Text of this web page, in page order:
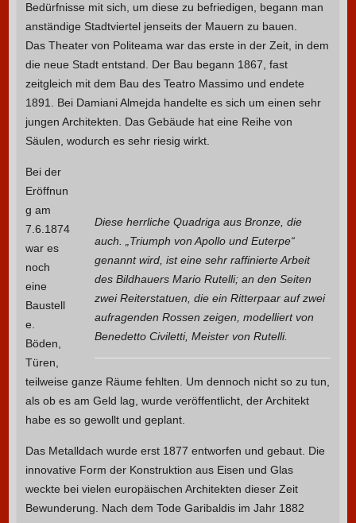
Bedürfnisse mit sich, um diese zu befriedigen, begann man
anständige Stadtviertel jenseits der Mauern zu bauen.
Das Theater von Politeama war das erste in der Zeit, in dem
die neue Stadt entstand. Der Bau begann 1867, fast
zeitgleich mit dem Bau des Teatro Massimo und endete
1891. Bei Damiani Almejda handelte es sich um einen sehr
jungen Architekten. Das Gebäude hat eine Reihe von
Säulen, wodurch es sehr riesig wirkt.
Diese herrliche Quadriga aus Bronze, die
auch. „Triumph von Apollo und Euterpe“
genannt wird, ist eine sehr raffinierte Arbeit
des Bildhauers Mario Rutelli; an den Seiten
zwei Reiterstatuen, die ein Ritterpaar auf zwei
aufragenden Rossen zeigen, modelliert von
Benedetto Civiletti, Meister von Rutelli.
Bei der
Eröffnun
g am
7.6.1874
war es
noch
eine
Baustell
e.
Böden,
Türen,
teilweise ganze Räume fehlten. Um dennoch nicht so zu tun,
als ob es am Geld lag, wurde veröffentlicht, der Architekt
habe es so gewollt und geplant.
Das Metalldach wurde erst 1877 entworfen und gebaut. Die
innovative Form der Konstruktion aus Eisen und Glas
weckte bei vielen europäischen Architekten dieser Zeit
Bewunderung. Nach dem Tode Garibaldis im Jahr 1882